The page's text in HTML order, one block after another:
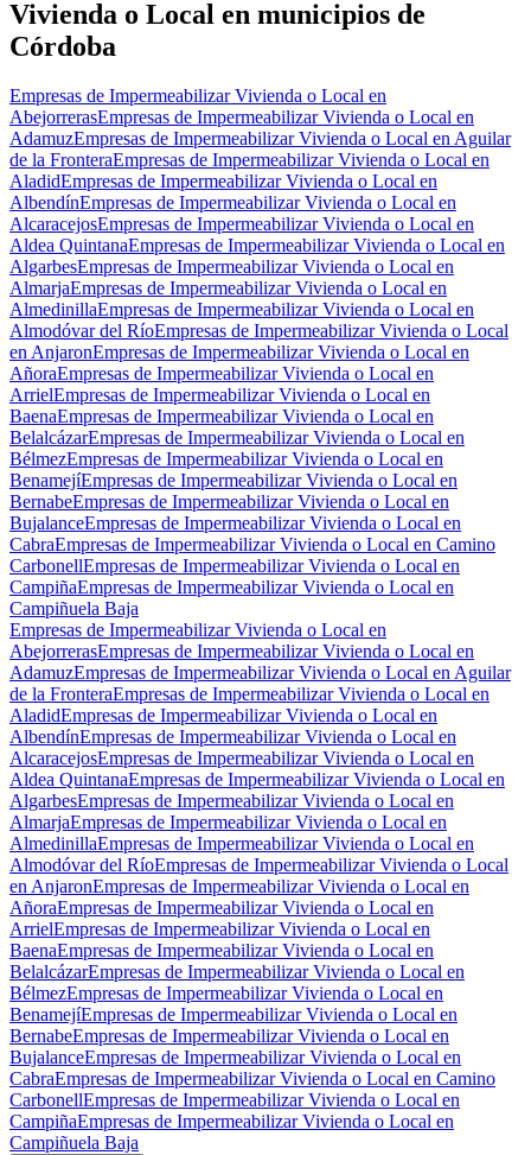
Vivienda o Local en municipios de
Córdoba
Empresas de Impermeabilizar Vivienda o Local en
AbejorrerasEmpresas de Impermeabilizar Vivienda o Local en
AdamuzEmpresas de Impermeabilizar Vivienda o Local en Aguilar
de la FronteraEmpresas de Impermeabilizar Vivienda o Local en
AladidEmpresas de Impermeabilizar Vivienda o Local en
AlbendínEmpresas de Impermeabilizar Vivienda o Local en
AlcaracejosEmpresas de Impermeabilizar Vivienda o Local en
Aldea QuintanaEmpresas de Impermeabilizar Vivienda o Local en
AlgarbesEmpresas de Impermeabilizar Vivienda o Local en
AlmarjaEmpresas de Impermeabilizar Vivienda o Local en
AlmedinillaEmpresas de Impermeabilizar Vivienda o Local en
Almodóvar del RíoEmpresas de Impermeabilizar Vivienda o Local
en AnjaronEmpresas de Impermeabilizar Vivienda o Local en
AñoraEmpresas de Impermeabilizar Vivienda o Local en
ArrielEmpresas de Impermeabilizar Vivienda o Local en
BaenaEmpresas de Impermeabilizar Vivienda o Local en
BelalcázarEmpresas de Impermeabilizar Vivienda o Local en
BélmezEmpresas de Impermeabilizar Vivienda o Local en
BenamejíEmpresas de Impermeabilizar Vivienda o Local en
BernabeEmpresas de Impermeabilizar Vivienda o Local en
BujalanceEmpresas de Impermeabilizar Vivienda o Local en
CabraEmpresas de Impermeabilizar Vivienda o Local en Camino
CarbonellEmpresas de Impermeabilizar Vivienda o Local en
CampiñaEmpresas de Impermeabilizar Vivienda o Local en
Campiñuela Baja
Empresas de Impermeabilizar Vivienda o Local en
AbejorrerasEmpresas de Impermeabilizar Vivienda o Local en
AdamuzEmpresas de Impermeabilizar Vivienda o Local en Aguilar
de la FronteraEmpresas de Impermeabilizar Vivienda o Local en
AladidEmpresas de Impermeabilizar Vivienda o Local en
AlbendínEmpresas de Impermeabilizar Vivienda o Local en
AlcaracejosEmpresas de Impermeabilizar Vivienda o Local en
Aldea QuintanaEmpresas de Impermeabilizar Vivienda o Local en
AlgarbesEmpresas de Impermeabilizar Vivienda o Local en
AlmarjaEmpresas de Impermeabilizar Vivienda o Local en
AlmedinillaEmpresas de Impermeabilizar Vivienda o Local en
Almodóvar del RíoEmpresas de Impermeabilizar Vivienda o Local
en AnjaronEmpresas de Impermeabilizar Vivienda o Local en
AñoraEmpresas de Impermeabilizar Vivienda o Local en
ArrielEmpresas de Impermeabilizar Vivienda o Local en
BaenaEmpresas de Impermeabilizar Vivienda o Local en
BelalcázarEmpresas de Impermeabilizar Vivienda o Local en
BélmezEmpresas de Impermeabilizar Vivienda o Local en
BenamejíEmpresas de Impermeabilizar Vivienda o Local en
BernabeEmpresas de Impermeabilizar Vivienda o Local en
BujalanceEmpresas de Impermeabilizar Vivienda o Local en
CabraEmpresas de Impermeabilizar Vivienda o Local en Camino
CarbonellEmpresas de Impermeabilizar Vivienda o Local en
CampiñaEmpresas de Impermeabilizar Vivienda o Local en
Campiñuela Baja